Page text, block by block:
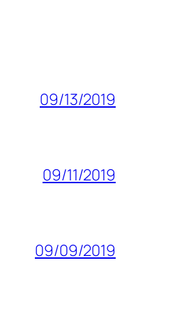
09/13/2019
09/11/2019
09/09/2019